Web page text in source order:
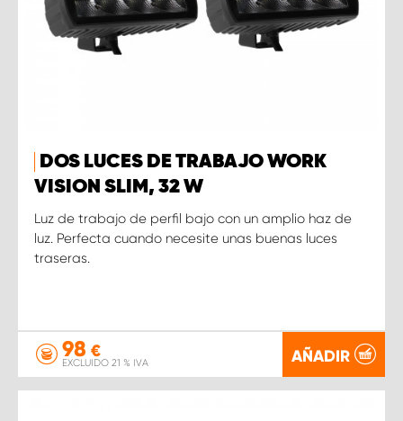
DOS LUCES DE TRABAJO WORK
VISION SLIM, 32 W
Luz de trabajo de perfil bajo con un amplio haz de
luz. Perfecta cuando necesite unas buenas luces
traseras.
98 €
EXCLUIDO 21 % IVA AÑADIR